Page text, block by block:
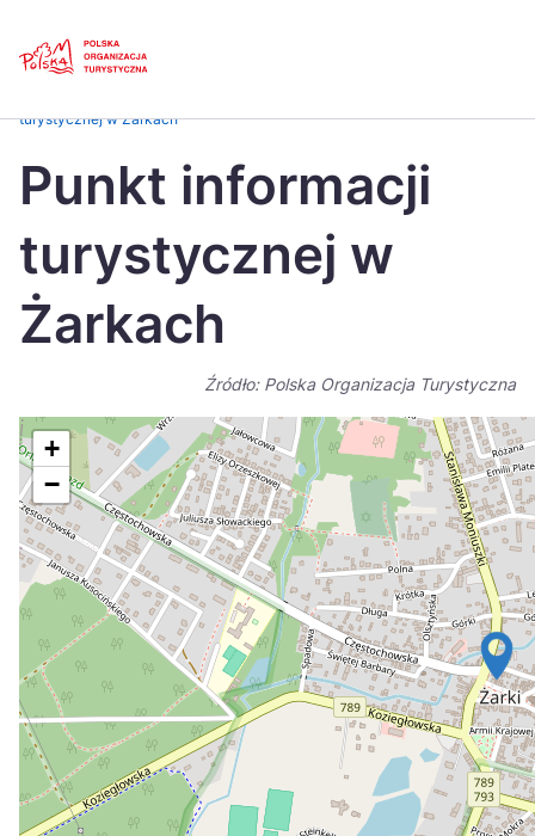
Česká
Dansk
Español
Italiano
日本
Português
Suomi
Україна
Zamknij
turystycznej w Żarkach
Punkt informacji
turystycznej w
Żarkach
Źródło: Polska Organizacja Turystyczna
+
−